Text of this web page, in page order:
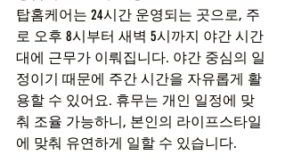
탑홈케어는 24시간 운영되는 곳으로, 주
로 오후 8시부터 새벽 5시까지 야간 시간
대에 근무가 이뤄집니다. 야간 중심의 일
정이기 때문에 주간 시간을 자유롭게 활
용할 수 있어요. 휴무는 개인 일정에 맞
춰 조율 가능하니, 본인의 라이프스타일
에 맞춰 유연하게 일할 수 있습니다.